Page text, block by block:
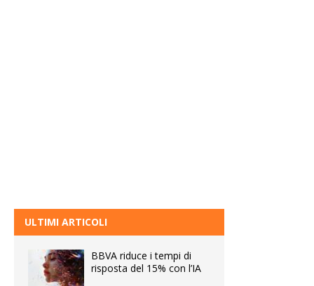
ULTIMI ARTICOLI
BBVA riduce i tempi di
risposta del 15% con l’IA